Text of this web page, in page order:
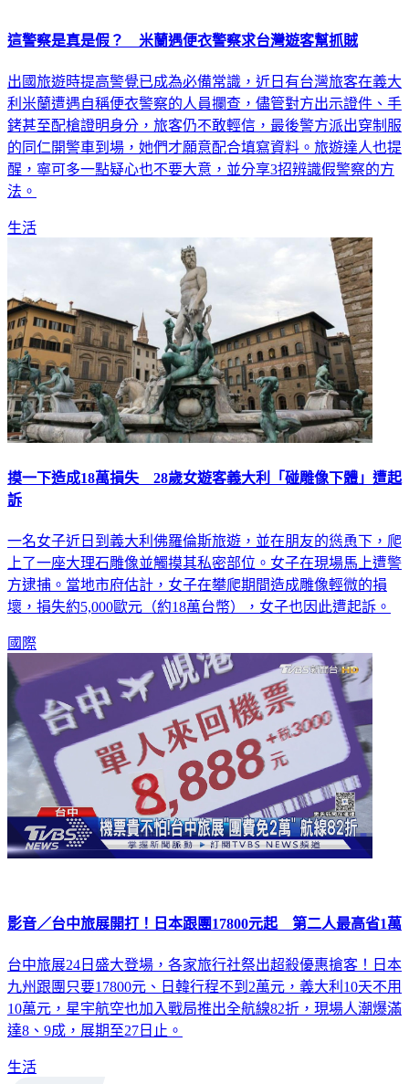
這警察是真是假？ 米蘭遇便衣警察求台灣遊客幫抓賊
出國旅遊時提高警覺已成為必備常識，近日有台灣旅客在義大
利米蘭遭遇自稱便衣警察的人員攔查，儘管對方出示證件、手
銬甚至配槍證明身分，旅客仍不敢輕信，最後警方派出穿制服
的同仁開警車到場，她們才願意配合填寫資料。旅遊達人也提
醒，寧可多一點疑心也不要大意，並分享3招辨識假警察的方
法。
生活
摸一下造成18萬損失 28歲女遊客義大利「碰雕像下體」遭起
訴
一名女子近日到義大利佛羅倫斯旅遊，並在朋友的慫恿下，爬
上了一座大理石雕像並觸摸其私密部位。女子在現場馬上遭警
方逮捕。當地市府估計，女子在攀爬期間造成雕像輕微的損
壞，損失約5,000歐元（約18萬台幣），女子也因此遭起訴。
國際
影音／台中旅展開打！日本跟團17800元起 第二人最高省1萬
台中旅展24日盛大登場，各家旅行社祭出超殺優惠搶客！日本
九州跟團只要17800元、日韓行程不到2萬元，義大利10天不用
10萬元，星宇航空也加入戰局推出全航線82折，現場人潮爆滿
達8、9成，展期至27日止。
生活